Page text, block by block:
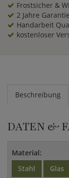
Frostsicher &
2 Jahre Garantie
Handarbeit
kostenloser
Beschreibung
DATEN &
Material:
Stahl
Glas